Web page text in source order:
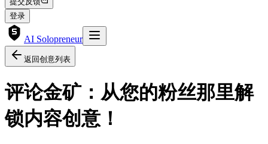
登录
AI Solopreneur
返回创意列表
评论金矿：从您的粉丝那里解
锁内容创意！